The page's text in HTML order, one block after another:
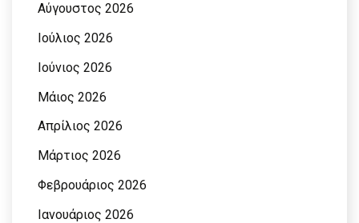
Αύγουστος 2026
Ιούλιος 2026
Ιούνιος 2026
Μάιος 2026
Απρίλιος 2026
Μάρτιος 2026
Φεβρουάριος 2026
Ιανουάριος 2026